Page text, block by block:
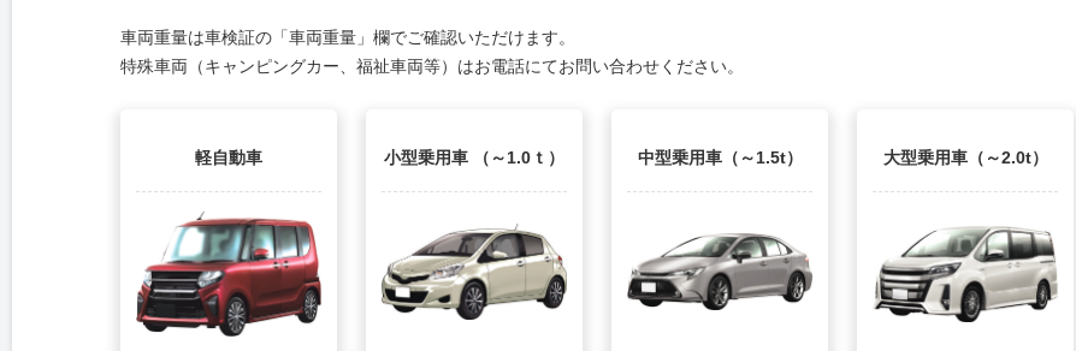
車両重量は車検証の「車両重量」欄でご確認いただけます。
特殊車両（キャンピングカー、福祉車両等）はお電話にてお問い合わせください。
軽自動車 小型乗用車 （～1.0ｔ） 中型乗用車（～1.5t） 大型乗用車（～2.0t）